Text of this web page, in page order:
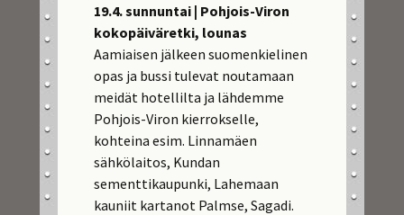
19.4. sunnuntai | Pohjois-Viron
kokopäiväretki, lounas
Aamiaisen jälkeen suomenkielinen
opas ja bussi tulevat noutamaan
meidät hotellilta ja lähdemme
Pohjois-Viron kierrokselle,
kohteina esim. Linnamäen
sähkölaitos, Kundan
sementtikaupunki, Lahemaan
kauniit kartanot Palmse, Sagadi.